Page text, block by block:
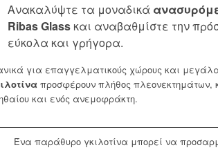
Ανακαλύψτε τα μοναδικά
RibasGlass και αναβαθμίστε την
εύκολα και γρήγορα.
για επαγγελματικούς χώρους και
προσφέρουν πλήθος πλεονεκτημάτων,
και ενός ανεμοφράκτη.
Ένα παράθυρο γκιλοτίνα μπορεί να